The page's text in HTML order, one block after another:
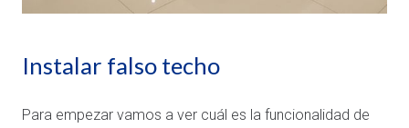
Instalar falso techo
Para empezar vamos a ver cuál es la funcionalidad de